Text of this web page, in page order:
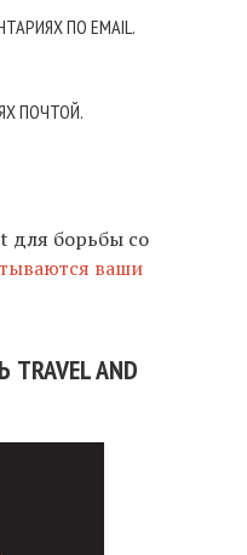
ПО EMAIL.
ПОЧТОЙ.
для борьбы со
ваши
AND